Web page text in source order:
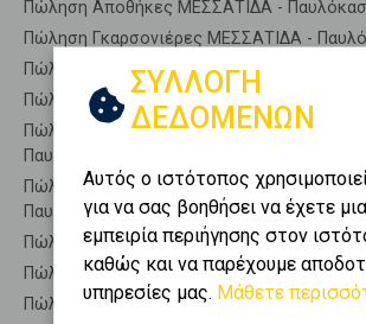
Πώληση Αποθήκες ΜΕΣΣΑΤΙΔΑ -
Πώληση Γκαρσονιέρες ΜΕΣΣΑΤΙΔΑ -
Πώληση Διαμερίσματα ΜΕΣΣΑΤΙΔΑ -
Πώληση Κτίρια ΜΕΣΣΑΤΙΔΑ - Παυλόκαστρο
Πώληση Μεζονέτες (ανεξάρτητη)
Παυλόκαστρο
Πώληση Μεζονέτες (εφαπτόμενη)
Παυλόκαστρο
Πώληση Μονοκατοικίες ΜΕΣΣΑΤΙΔΑ -
Πώληση Οικίες ΜΕΣΣΑΤΙΔΑ - Παυλόκαστρο
Πώληση Οροφοδιαμερίσματα ΜΕΣΣΑΤΙΔΑ -
ΣΥΛΛΟΓΗ
ΔΕΔΟΜΕΝΩΝ
Αυτός ο ιστότοπος
για να σας βοηθήσει να έχετε
εμπειρία περιήγησης στον
καθώς και να παρέχουμε
υπηρεσίες μας. Μάθετε